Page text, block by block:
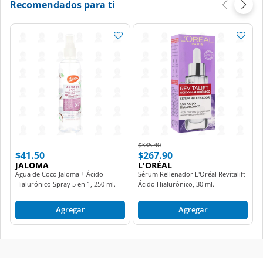
Recomendados para ti
$41.50
JALOMA
Agua de Coco Jaloma + Ácido
Hialurónico Spray 5 en 1, 250 ml.
Agregar
Price reduced from
$335.40to
$267.90
L'ORÉAL
Sérum Rellenador L'Oréal Revitalift
Ácido Hialurónico, 30 ml.
Agregar